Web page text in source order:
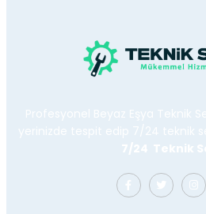
Profesyonel Beyaz Eşya Teknik
yerinizde tespit edip 7/24 teknik
7/24 Teknik